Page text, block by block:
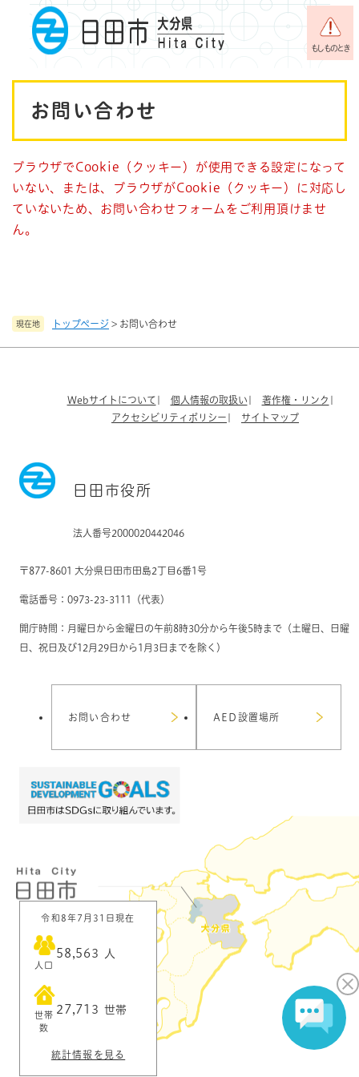
メニューを飛ばして本文へ
もしものとき
現在地 トップページ > お問い合わせ
お問い合わせ
ブラウザでCookie（クッキー）が使用できる設定になって
いない、または、ブラウザがCookie（クッキー）に対応し
ていないため、お問い合わせフォームをご利用頂けませ
ん。
Webサイトについて 個人情報の取扱い
著作権・リンク
アクセシビリティポリシー
サイトマップ
日田市役所
法人番号2000020442046
〒877-8601 大分県日田市田島2丁目6番1号
電話番号：0973-23-3111（代表）
開庁時間：月曜日から金曜日の午前8時30分から午後5時まで（土曜日、日曜
日、祝日及び12月29日から1月3日までを除く）
お問い合わせ AED設置場所
令和8年7月31日現在
人口
58,563 人
世帯
数
27,713 世帯
統計情報を見る